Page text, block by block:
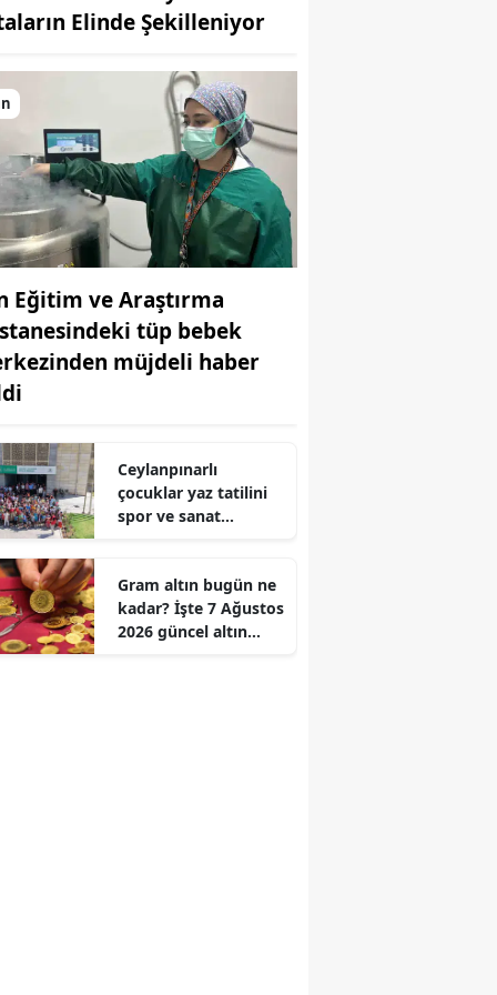
Bilecik
Bingöl
Bolu
Burdur
Bursa
Çanakkale
Çankırı
Diyarbakır
Edirne
Erzincan
Elinde Şekilleniyor
Eğitim ve Araştırma
tüp bebek
müjdeli haber
Ceylanpınarlı
çocuklar yaz tatilini
spor ve sanat
Gram altın bugün ne
kadar? İşte 7 Ağustos
2026 güncel altın